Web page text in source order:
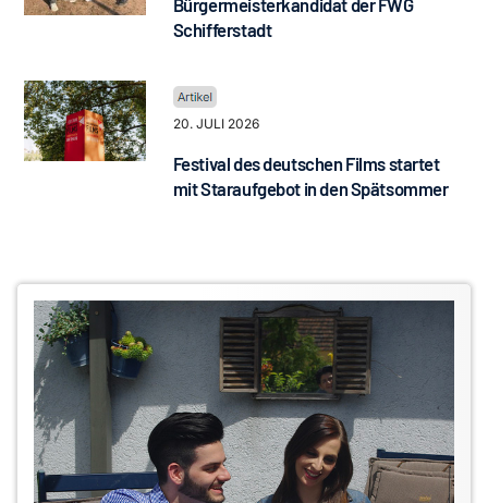
Bürgermeisterkandidat der FWG
Schifferstadt
20. JULI 2026
Festival des deutschen Films startet
mit Staraufgebot in den Spätsommer